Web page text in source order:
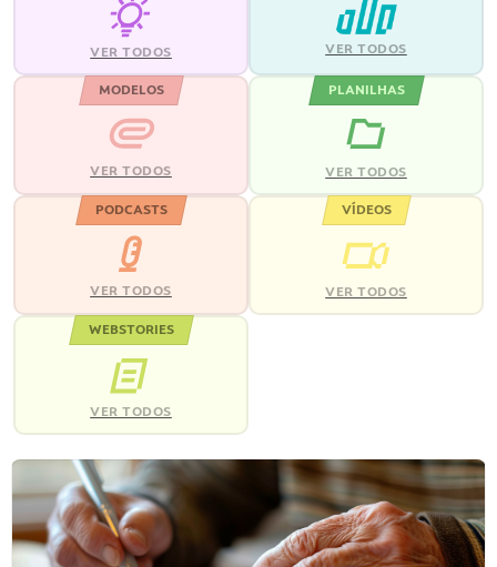
VER TODOS VER TODOS
MODELOS
VER TODOS
PLANILHAS
VER TODOS
PODCASTS
VER TODOS
VÍDEOS
VER TODOS
WEBSTORIES
VER TODOS